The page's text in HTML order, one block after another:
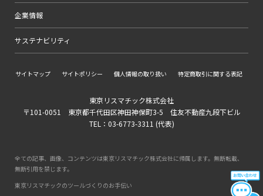
企業情報
サステナビリティ
サイトマップ サイトポリシー 個人情報の取り扱い 特定商取引に関する表記
東京リスマチック株式会社
〒101-0051 東京都千代田区神田神保町3-5 住友不動産九段下ビル
TEL：03-6773-3311 (代表)
全ての記事、画像、コンテンツは東京リスマチック株式会社に帰属します。無断転載、
無断引用を禁じます。
東京リスマチックのツールづくりのお手伝い